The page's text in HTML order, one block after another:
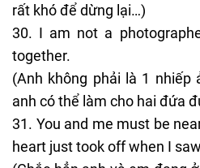
rất khó để dừng lại…)
I am not a
together.
(Anh không phải là 1 nhiếp
anh có thể làm cho hai đứa
You and me must be
heart just took off when I